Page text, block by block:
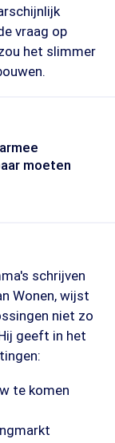
vraag op
het slimmer
moeten
schrijven
Wonen, wijst
niet zo
geeft in het
te komen